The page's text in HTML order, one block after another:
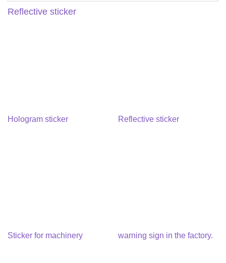
Reflective sticker
Hologram sticker Reflective sticker
Sticker for machinery warning sign in the factory.